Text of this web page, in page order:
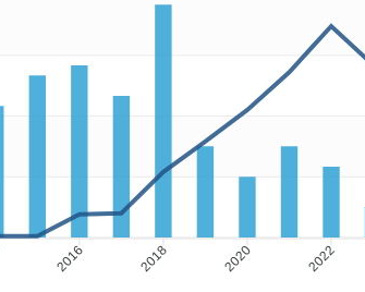
2016 2018 2020 2022